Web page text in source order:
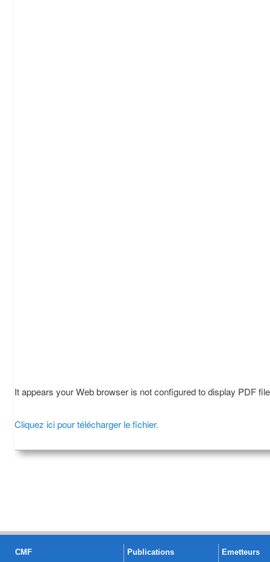
It appears your Web browser is not configured to display PDF
Cliquez ici pour télécharger le fichier.
CMF Publications Emetteurs